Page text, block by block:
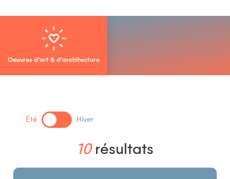
Oeuvres d'art & d'architecture
Été Hiver
10résultats